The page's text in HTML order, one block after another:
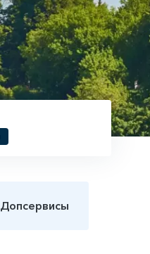
Допсервисы